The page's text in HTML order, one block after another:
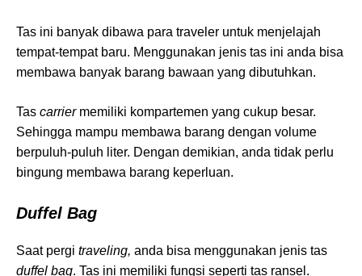
Tas ini banyak dibawa para traveler untuk menjelajah
tempat-tempat baru. Menggunakan jenis tas ini anda bisa
membawa banyak barang bawaan yang dibutuhkan.
Tas carriermemiliki kompartemen yang cukup besar.
Sehingga mampu membawa barang dengan volume
berpuluh-puluh liter. Dengan demikian, anda tidak perlu
bingung membawa barang keperluan.
Duffel Bag
Saat pergi traveling, anda bisa menggunakan jenis tas
duffel bag. Tas ini memiliki fungsi seperti tas ransel.